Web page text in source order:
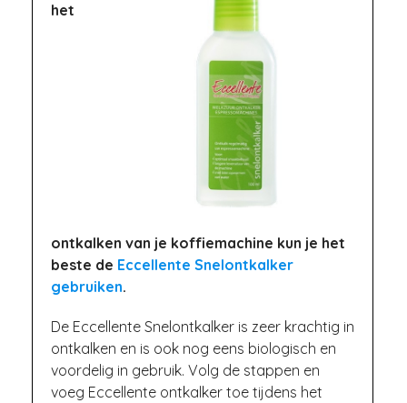
het
ontkalken van je koffiemachine kun je het
beste de Eccellente Snelontkalker
gebruiken.
De Eccellente Snelontkalker is zeer krachtig in
ontkalken en is ook nog eens biologisch en
voordelig in gebruik. Volg de stappen en
voeg Eccellente ontkalker toe tijdens het